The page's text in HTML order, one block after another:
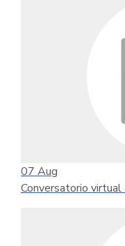
07 Aug
Conversatorio